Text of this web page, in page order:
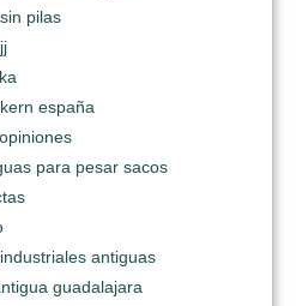
pilas
españa
para pesar sacos
antiguas
guadalajara